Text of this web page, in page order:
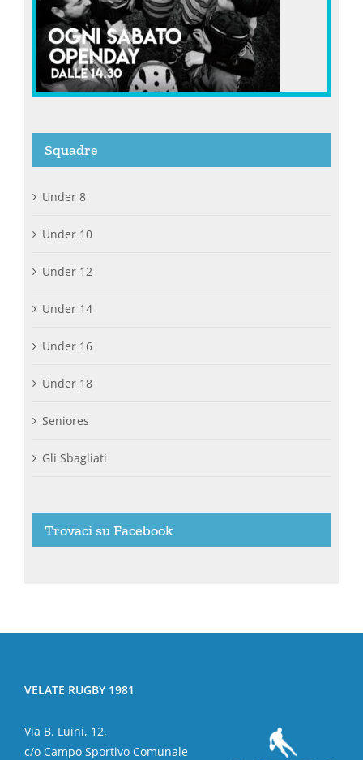
Squadre
Under 8
Under 10
Under 12
Under 14
Under 16
Under 18
Seniores
Gli Sbagliati
Trovaci su Facebook
VELATE RUGBY 1981
Via B. Luini, 12,
c/o Campo Sportivo Comunale